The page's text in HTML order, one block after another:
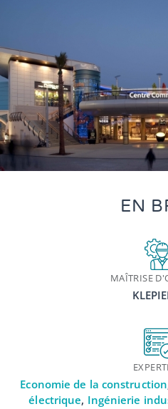
EN
MAÎTRISE
Economie de la construction
électrique, Ingénierie